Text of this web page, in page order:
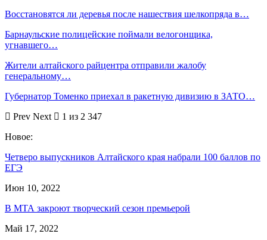
Восстановятся ли деревья после нашествия шелкопряда в…
Барнаульские полицейские поймали велогонщика,
угнавшего…
Жители алтайского райцентра отправили жалобу
генеральному…
Губернатор Томенко приехал в ракетную дивизию в ЗАТО…
Prev Next
1 из 2 347
Новое:
Четверо выпускников Алтайского края набрали 100 баллов по
ЕГЭ
Июн 10, 2022
В МТА закроют творческий сезон премьерой
Май 17, 2022